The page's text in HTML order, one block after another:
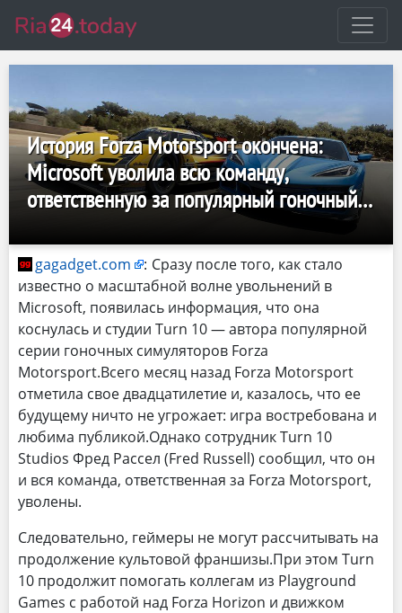
История Forza Motorsport окончена:
Microsoft уволила всю команду,
ответственную за популярный гоночный
gagadget.com : Сразу после того, как стало
известно о масштабной волне увольнений в
Microsoft, появилась информация, что она
коснулась и студии Turn 10 — автора популярной
серии гоночных симуляторов Forza
Motorsport.Всего месяц назад Forza Motorsport
отметила свое двадцатилетие и, казалось, что ее
будущему ничто не угрожает: игра востребована и
любима публикой.Однако сотрудник Turn 10
Studios Фред Рассел (Fred Russell) сообщил, что он
и вся команда, ответственная за Forza Motorsport,
уволены.
Следовательно, геймеры не могут рассчитывать на
продолжение культовой франшизы.При этом Turn
10 продолжит помогать коллегам из Playground
Games с работой над Forza Horizon и движком